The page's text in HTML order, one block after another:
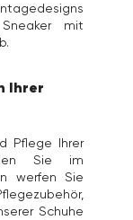
mit
Ihrer
Pflege Ihrer
Sie im
werfen Sie
,
Schuhe